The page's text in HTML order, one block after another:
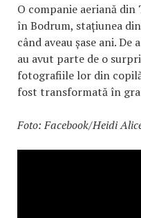
O companie aeriană
în Bodrum, stațiunea
când aveau șase ani.
au avut parte de o
fotografiile lor din
fost transformată în
Foto: Facebook/Heidi